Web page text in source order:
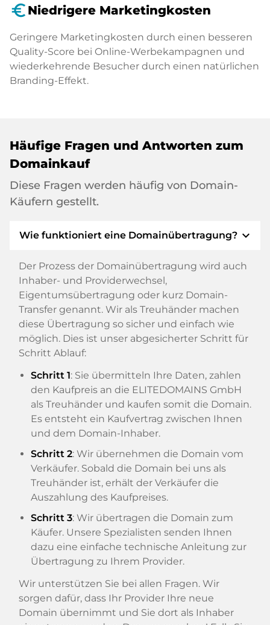
euro_symbol Niedrigere Marketingkosten
Geringere Marketingkosten durch einen besseren
Quality-Score bei Online-Werbekampagnen und
wiederkehrende Besucher durch einen natürlichen
Branding-Effekt.
Häufige Fragen und Antworten zum
Domainkauf
Diese Fragen werden häufig von Domain-
Käufern gestellt.
Wie funktioniert eine Domainübertragung? expand_more
Der Prozess der Domainübertragung wird auch
Inhaber- und Providerwechsel,
Eigentumsübertragung oder kurz Domain-
Transfer genannt. Wir als Treuhänder machen
diese Übertragung so sicher und einfach wie
möglich. Dies ist unser abgesicherter Schritt für
Schritt Ablauf:
Schritt 1: Sie übermitteln Ihre Daten, zahlen
den Kaufpreis an die ELITEDOMAINS GmbH
als Treuhänder und kaufen somit die Domain.
Es entsteht ein Kaufvertrag zwischen Ihnen
und dem Domain-Inhaber.
Schritt 2: Wir übernehmen die Domain vom
Verkäufer. Sobald die Domain bei uns als
Treuhänder ist, erhält der Verkäufer die
Auszahlung des Kaufpreises.
Schritt 3: Wir übertragen die Domain zum
Käufer. Unsere Spezialisten senden Ihnen
dazu eine einfache technische Anleitung zur
Übertragung zu Ihrem Provider.
Wir unterstützen Sie bei allen Fragen. Wir
sorgen dafür, dass Ihr Provider Ihre neue
Domain übernimmt und Sie dort als Inhaber